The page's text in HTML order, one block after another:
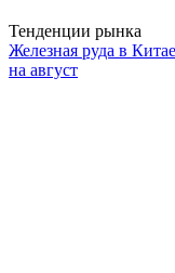
Тенденции рынка
Железная руда в
на август